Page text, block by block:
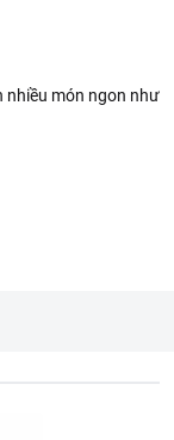
nhiều món ngon như
sách tại: